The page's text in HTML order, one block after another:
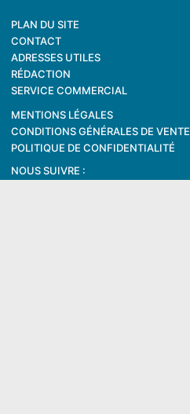
PLAN DU SITE
CONTACT
ADRESSES UTILES
RÉDACTION
SERVICE COMMERCIAL
MENTIONS LÉGALES
CONDITIONS GÉNÉRALES DE VENTE
POLITIQUE DE CONFIDENTIALITÉ
NOUS SUIVRE :